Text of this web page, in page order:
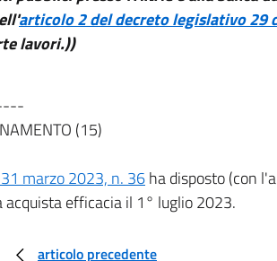
articolo 2 del decreto legislativo 29
lavori.))
(15)
marzo 2023, n. 36ha disposto (con
acquista efficacia il 1° luglio 2023.
articolo precedente